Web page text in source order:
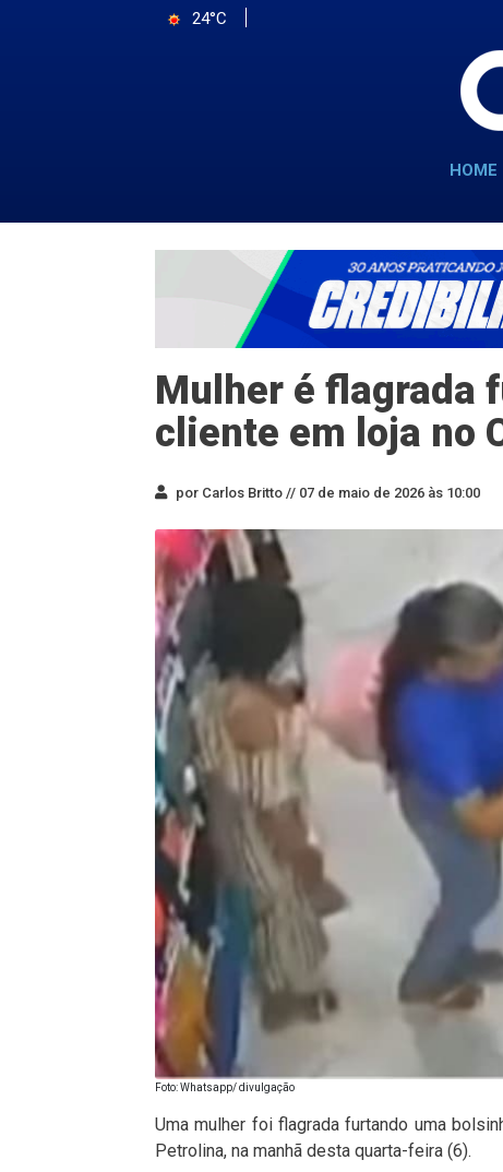
24°C
HOME
Mulher é flagrada
cliente em loja no
por Carlos Britto // 07 de maio de 2026 às 10:00
Foto: Whatsapp/ divulgação
Uma mulher foi flagrada furtando uma
Petrolina, na manhã desta quarta-feira (6).